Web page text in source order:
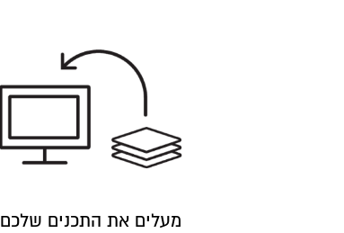
מעלים את התכנים שלכם